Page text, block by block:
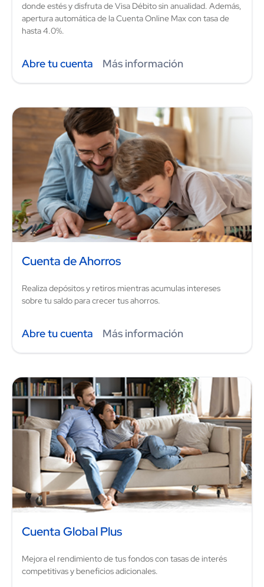
donde estés y disfruta de Visa Débito sin anualidad. Además,
apertura automática de la Cuenta Online Max con tasa de
hasta 4.0%.
Abre tu cuenta Más información
Cuenta de Ahorros
Realiza depósitos y retiros mientras acumulas intereses
sobre tu saldo para crecer tus ahorros.
Abre tu cuenta Más información
Image
Cuenta Global Plus
Mejora el rendimiento de tus fondos con tasas de interés
competitivas y beneficios adicionales.